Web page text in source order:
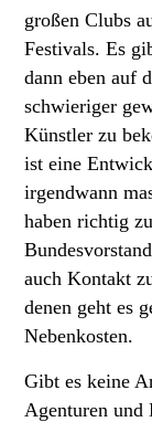
großen Clubs
Festivals. Es
dann eben auf
schwieriger
Künstler zu
ist eine
irgendwann
haben richtig
auch Kontakt
denen geht es
Nebenkosten.
Gibt es keine
Agenturen